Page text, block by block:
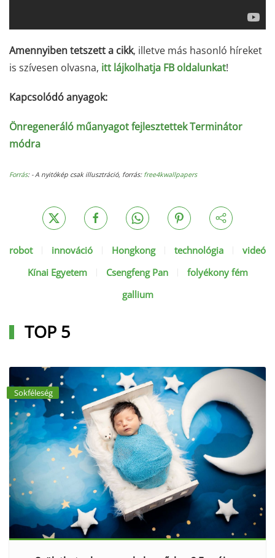
Amennyiben tetszett a cikk, illetve más hasonló híreket
is szívesen olvasna, itt lájkolhatja FB oldalunkat!
Kapcsolódó anyagok:
Önregeneráló műanyagot fejlesztettek Terminátor
módra
Forrás: - A nyitókép csak illusztráció, forrás: free4kwallpapers
robot innováció Hongkong technológia
videó
Kínai Egyetem
Csengfeng Pan
folyékony fém
gallium
TOP 5
Sokféleség